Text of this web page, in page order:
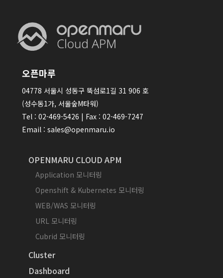
오픈마루
04778 서울시 성동구 뚝섬로1길 31 906 호
(성수동1가, 서울숲M타워)
Tel : 02-469-5426 | Fax : 02-469-7247
Email : sales@openmaru.io
OPENMARU CLOUD APM
Application 모니터링
Openshift & Kubernetes 모니터링
WEB/WAS 모니터링
URL 모니터링
Cubrid 모니터링
Cluster
Dashboard